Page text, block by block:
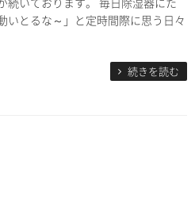
いとるな～」と定時間際に思う日々
続きを読む